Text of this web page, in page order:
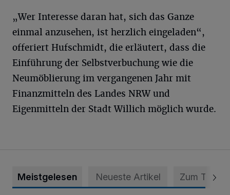
„Wer Interesse daran hat, sich das Ganze
einmal anzusehen, ist herzlich eingeladen“,
offeriert Hufschmidt, die erläutert, dass die
Einführung der Selbstverbuchung wie die
Neumöblierung im vergangenen Jahr mit
Finanzmitteln des Landes NRW und
Eigenmitteln der Stadt Willich möglich wurde.
Meistgelesen Neueste Artikel Zum Thema